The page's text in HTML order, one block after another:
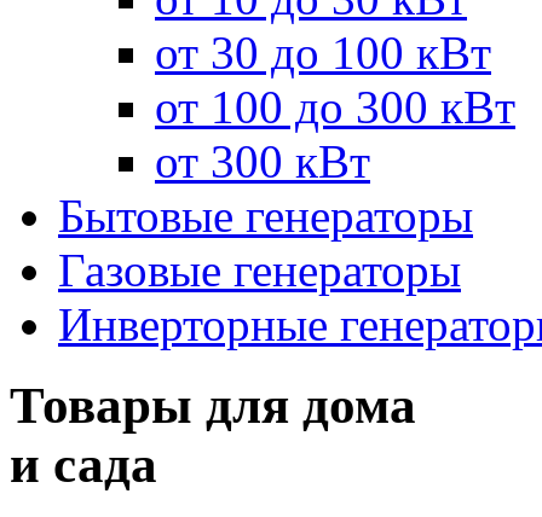
от 30 до 100 кВт
от 100 до 300 кВт
от 300 кВт
Бытовые генераторы
Газовые генераторы
Инверторные
Товары для дома
и сада